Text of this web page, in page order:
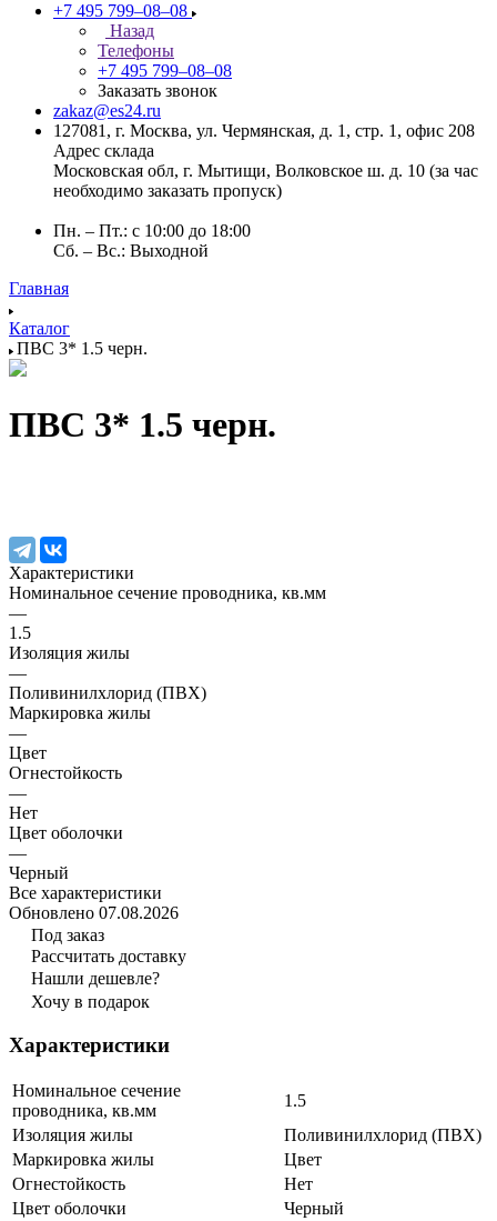
+7 495 799–08–08
Назад
Телефоны
+7 495 799–08–08
Заказать звонок
zakaz@es24.ru
127081, г. Москва, ул. Чермянская, д. 1, стр. 1, офис 208
Адрес склада
Московская обл, г. Мытищи, Волковское ш. д. 10 (за час
необходимо заказать пропуск)
Пн. – Пт.: с 10:00 до 18:00
Сб. – Вс.: Выходной
Главная
Каталог
ПВС 3* 1.5 черн.
ПВС 3* 1.5 черн.
Характеристики
Номинальное сечение проводника, кв.мм
—
1.5
Изоляция жилы
—
Поливинилхлорид (ПВХ)
Маркировка жилы
—
Цвет
Огнестойкость
—
Нет
Цвет оболочки
—
Черный
Все характеристики
Обновлено 07.08.2026
Под заказ
Рассчитать доставку
Нашли дешевле?
Хочу в подарок
Характеристики
Номинальное сечение
проводника, кв.мм
1.5
Изоляция жилы
Поливинилхлорид (ПВХ)
Маркировка жилы
Цвет
Огнестойкость
Нет
Цвет оболочки
Черный